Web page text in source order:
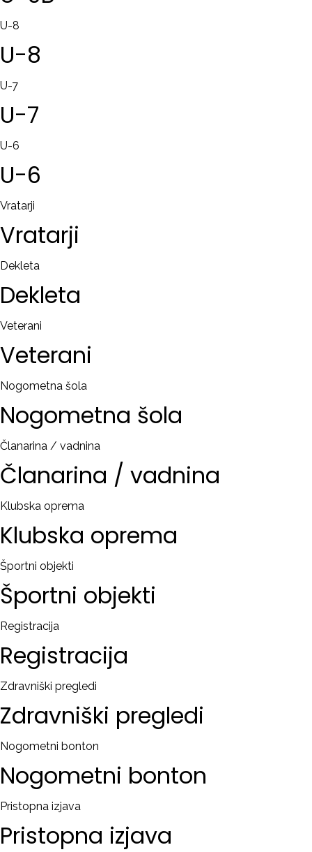
U-8
U-8
U-7
U-7
U-6
U-6
Vratarji
Vratarji
Dekleta
Dekleta
Veterani
Veterani
Nogometna šola
Nogometna šola
Članarina / vadnina
Članarina / vadnina
Klubska oprema
Klubska oprema
Športni objekti
Športni objekti
Registracija
Registracija
Zdravniški pregledi
Zdravniški pregledi
Nogometni bonton
Nogometni bonton
Pristopna izjava
Pristopna izjava